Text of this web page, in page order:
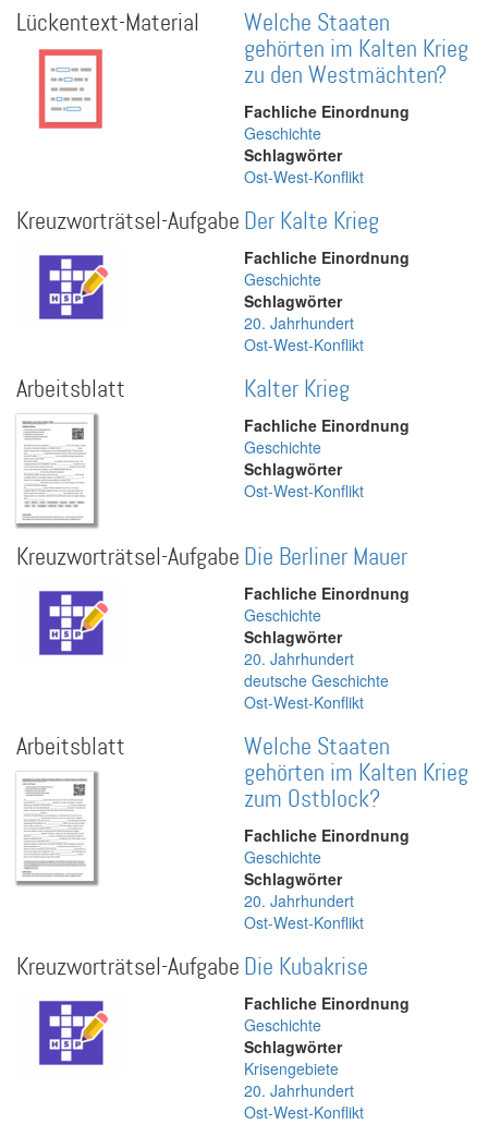
Lückentext-Material
Welche Staaten
gehörten im Kalten Krieg
zu den Westmächten?
Fachliche Einordnung
Geschichte
Schlagwörter
Ost-West-Konflikt
Kreuzworträtsel-Aufgabe Der Kalte Krieg
Fachliche Einordnung
Geschichte
Schlagwörter
20. Jahrhundert
Ost-West-Konflikt
Arbeitsblatt Kalter Krieg
Fachliche Einordnung
Geschichte
Schlagwörter
Ost-West-Konflikt
Kreuzworträtsel-Aufgabe Die Berliner Mauer
Fachliche Einordnung
Geschichte
Schlagwörter
20. Jahrhundert
deutsche Geschichte
Ost-West-Konflikt
Arbeitsblatt
Welche Staaten
gehörten im Kalten Krieg
zum Ostblock?
Fachliche Einordnung
Geschichte
Schlagwörter
20. Jahrhundert
Ost-West-Konflikt
Kreuzworträtsel-Aufgabe Die Kubakrise
Fachliche Einordnung
Geschichte
Schlagwörter
Krisengebiete
20. Jahrhundert
Ost-West-Konflikt